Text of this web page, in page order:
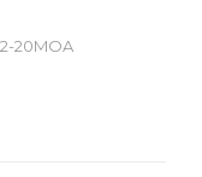
20MOA